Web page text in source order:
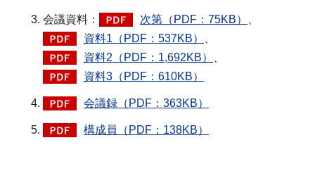
会議資料： 次第（PDF：75KB）
資料1（PDF：537KB）
資料2（PDF：1,692KB）
資料3（PDF：610KB）
会議録（PDF：363KB）
構成員（PDF：138KB）